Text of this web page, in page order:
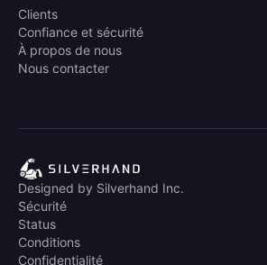
Clients
Confiance et sécurité
À propos de nous
Nous contacter
Designed by Silverhand Inc.
Sécurité
Status
Conditions
Confidentialité